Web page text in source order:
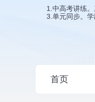
1.中高考讲练
3.单元同步。
首页